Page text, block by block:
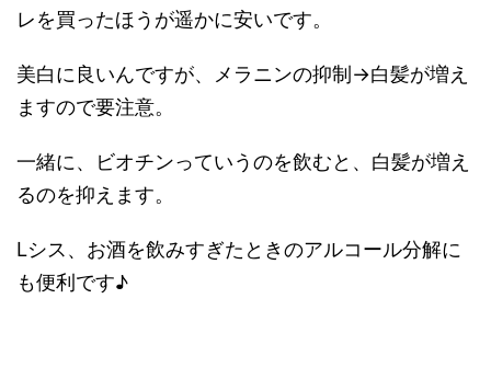
レを買ったほうが遥かに安いです。
美白に良いんですが、メラニンの抑制→白髪が増え
ますので要注意。
一緒に、ビオチンっていうのを飲むと、白髪が増え
るのを抑えます。
Lシス、お酒を飲みすぎたときのアルコール分解に
も便利です♪